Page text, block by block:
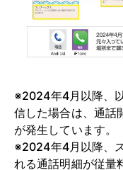
※2024年4月以降、
信した場合は、通話
が発生しています。
※2024年4月以降、
れる通話明細が従量